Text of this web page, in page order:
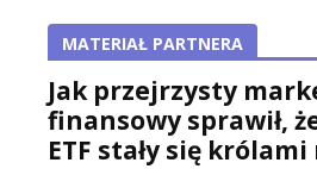
MATERIAŁ PARTNERA
Jak przejrzysty
finansowy sprawił,
ETF stały się